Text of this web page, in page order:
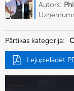
Autors:
Pārtikas kategorija:
Lejupielādēt